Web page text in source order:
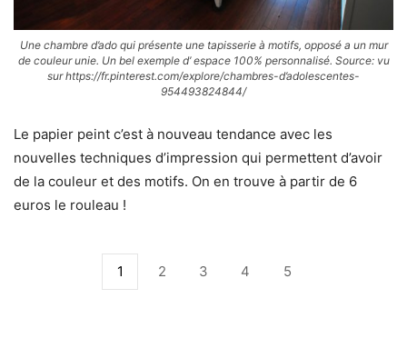
Une chambre d’ado qui présente une tapisserie à motifs, opposé a un mur
de couleur unie. Un bel exemple d’ espace 100% personnalisé. Source: vu
sur https://fr.pinterest.com/explore/chambres-d’adolescentes-
954493824844/
Le papier peint c’est à nouveau tendance avec les
nouvelles techniques d’impression qui permettent d’avoir
de la couleur et des motifs. On en trouve à partir de 6
euros le rouleau !
1 2 3 4 5